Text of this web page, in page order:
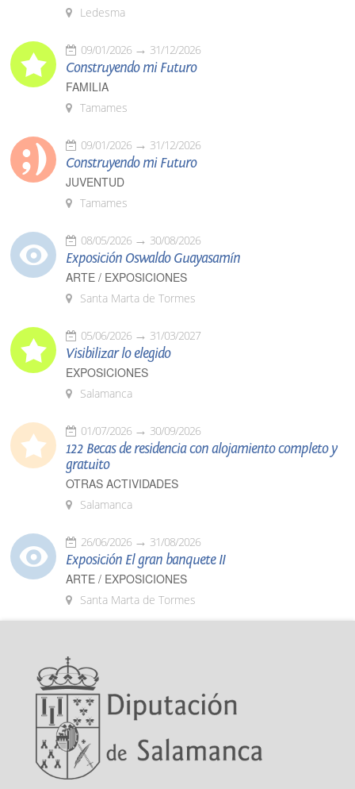
Ledesma
09/01/2026 31/12/2026
Construyendo mi Futuro
FAMILIA
Tamames
09/01/2026 31/12/2026
Construyendo mi Futuro
JUVENTUD
Tamames
08/05/2026 30/08/2026
Exposición Oswaldo Guayasamín
ARTE / EXPOSICIONES
Santa Marta de Tormes
05/06/2026 31/03/2027
Visibilizar lo elegido
EXPOSICIONES
Salamanca
01/07/2026 30/09/2026
122 Becas de residencia con alojamiento completo y
gratuito
OTRAS ACTIVIDADES
Salamanca
26/06/2026 31/08/2026
Exposición El gran banquete II
ARTE / EXPOSICIONES
Santa Marta de Tormes